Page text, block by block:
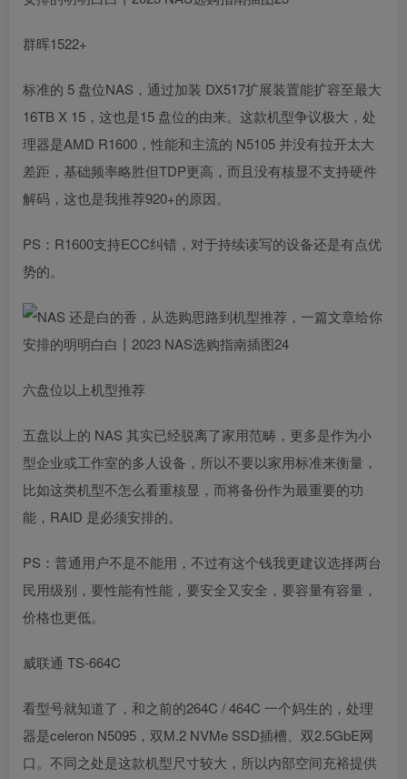
群晖1522+
标准的 5 盘位NAS，通过加装 DX517扩展装置能扩容至最大
16TB X 15，这也是15 盘位的由来。这款机型争议极大，处
理器是AMD R1600，性能和主流的 N5105 并没有拉开太大
差距，基础频率略胜但TDP更高，而且没有核显不支持硬件
解码，这也是我推荐920+的原因。
PS：R1600支持ECC纠错，对于持续读写的设备还是有点优
势的。
六盘位以上机型推荐
五盘以上的 NAS 其实已经脱离了家用范畴，更多是作为小
型企业或工作室的多人设备，所以不要以家用标准来衡量，
比如这类机型不怎么看重核显，而将备份作为最重要的功
能，RAID 是必须安排的。
PS：普通用户不是不能用，不过有这个钱我更建议选择两台
民用级别，要性能有性能，要安全又安全，要容量有容量，
价格也更低。
威联通 TS-664C
看型号就知道了，和之前的264C / 464C 一个妈生的，处理
器是celeron N5095，双M.2 NVMe SSD插槽、双2.5GbE网
口。不同之处是这款机型尺寸较大，所以内部空间充裕提供